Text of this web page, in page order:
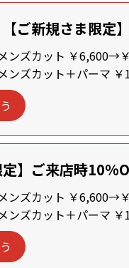
【ご新規さま限定
ンズカット ￥6,600→
ンズカット＋パーマ
定】ご来店時
ンズカット ￥6,600→
ンズカット＋パーマ